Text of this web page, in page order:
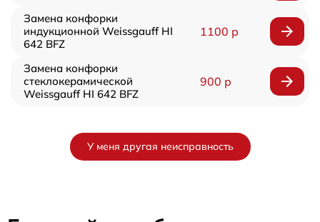
Замена конфорки
индукционной Weissgauff HI
642 BFZ
1100 р
Замена конфорки
стеклокерамической
Weissgauff HI 642 BFZ
900 р
У меня другая неисправность